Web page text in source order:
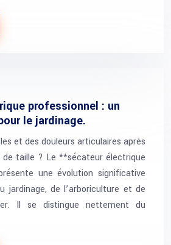
professionnel : un
le jardinage.
et des douleurs articulaires après
de taille ? Le **sécateur électrique
une évolution significative
jardinage, de l’arboriculture et de
Il se distingue nettement du